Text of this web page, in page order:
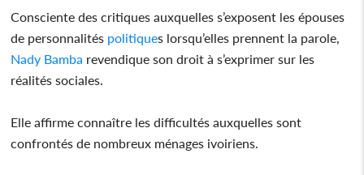
Consciente des critiques auxquelles s’exposent les épouses
de personnalités politiques lorsqu’elles prennent la parole,
Nady Bamba revendique son droit à s’exprimer sur les
réalités sociales.
Elle affirme connaître les difficultés auxquelles sont
confrontés de nombreux ménages ivoiriens.